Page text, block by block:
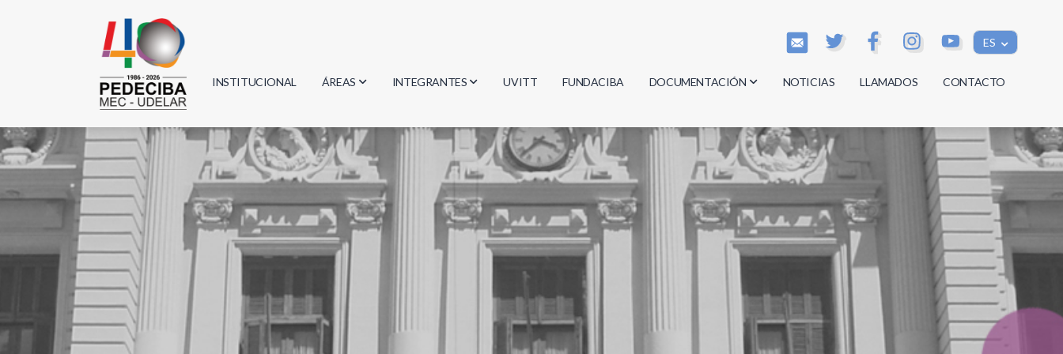
ES
INSTITUCIONAL ÁREAS
Biología
Física
Geociencias
Informática
Matemática
INTEGRANTES
Investigadores
Estudiantes
Egresados
UVITT FUNDACIBA DOCUMENTACIÓN
Actas
Reglamentos
Documentos
NOTICIAS LLAMADOS CONTACTO